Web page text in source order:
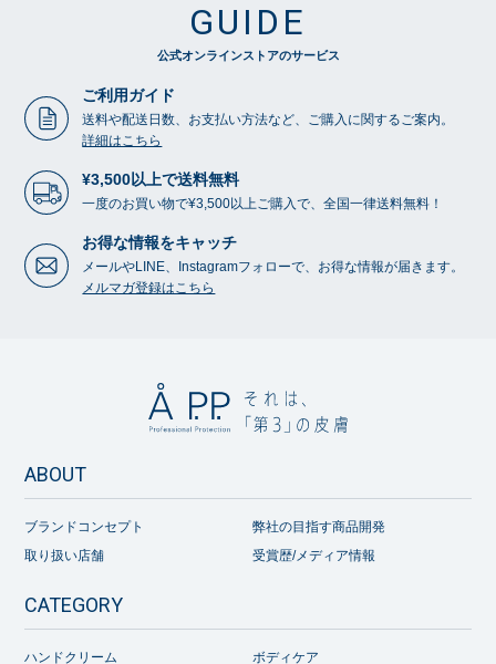
GUIDE
公式オンラインストアのサービス
ご利用ガイド
送料や配送日数、お支払い方法など、ご購入に関するご案内。
詳細はこちら
¥3,500以上で送料無料
一度のお買い物で¥3,500以上ご購入で、全国一律送料無料！
お得な情報をキャッチ
メールやLINE、Instagramフォローで、お得な情報が届きます。
メルマガ登録はこちら
ABOUT
ブランドコンセプト
弊社の目指す商品開発
取り扱い店舗
受賞歴/メディア情報
CATEGORY
ハンドクリーム ボディケア